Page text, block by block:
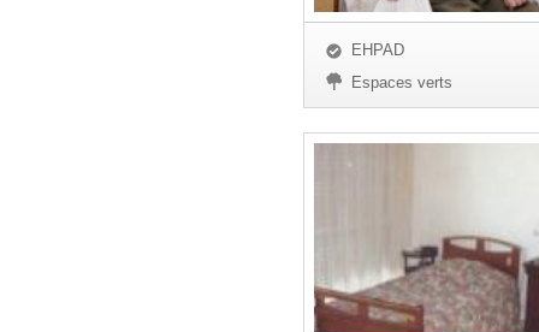
EHPAD
Espaces verts